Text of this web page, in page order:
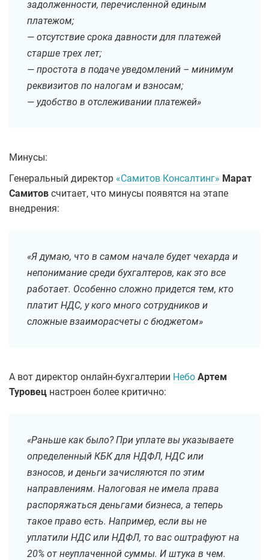
задолженности, перечисленной единым
платежом;
— отсутствие срока давности для платежей
старше трех лет;
— простота в подаче уведомлений – минимум
реквизитов по налогам и взносам;
— удобство в отслеживании платежей»
Минусы:
Генеральный директор «Самитов Консалтинг» Марат
Самитов считает, что минусы появятся на этапе
внедрения:
«Я думаю, что в самом начале будет чехарда и
непонимание среди бухгалтеров, как это все
работает. Особенно сложно придется тем, кто
платит НДС, у кого много сотрудников и
сложные взаиморасчеты с бюджетом»
А вот директор онлайн-бухгалтерии Небо Артем
Туровец настроен более критично:
«Раньше как было? При уплате вы указываете
определенный КБК для НДФЛ, НДС или
взносов, и деньги зачисляются по этим
направлениям. Налоговая не имела права
распоряжаться деньгами бизнеса, а теперь
такое право есть. Например, если вы не
уплатили НДС или НДФЛ, то вас оштрафуют на
20% от неуплаченной суммы. И штука в чем.